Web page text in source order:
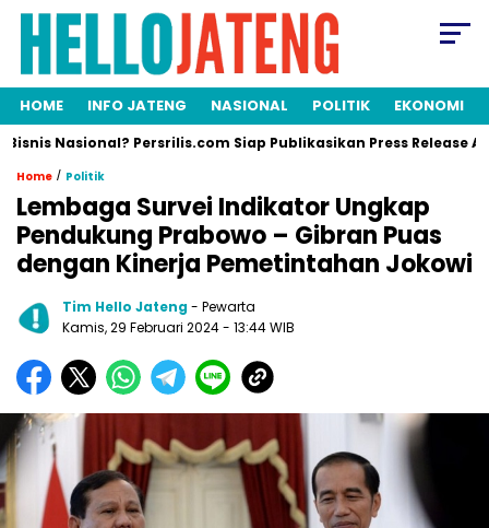
HOME INFO JATENG NASIONAL POLITIK EKONOMI
Persrilis.com Siap Publikasikan Press Release Anda!
Home / Politik
Lembaga Survei Indikator Ungkap
Pendukung Prabowo – Gibran Puas
dengan Kinerja Pemetintahan Jokowi
Tim Hello Jateng- Pewarta
Kamis, 29 Februari 2024- 13:44 WIB